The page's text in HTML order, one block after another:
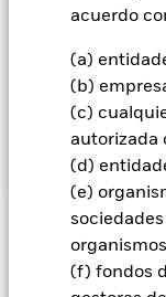
acuerdo
(a)
(b)
(c)
autorizada
(d)
(e)
(f) fondos
de renta fija (RF)
a corto plazo),
con acciones
(IFD) (es decir,
más activos
INFORMACIÓN
de las inversiones